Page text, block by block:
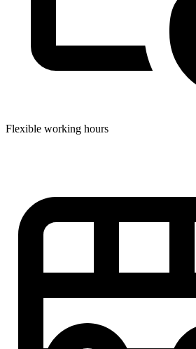
Flexible working hours